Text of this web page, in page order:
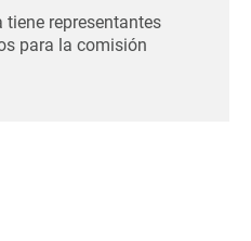
representantes
para la comisión